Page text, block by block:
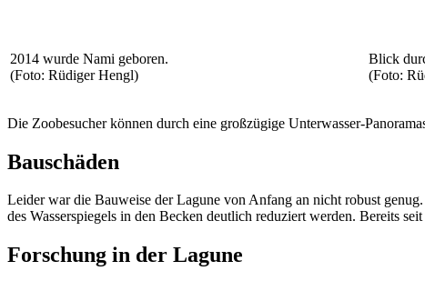
2014 wurde Nami geboren.
(Foto: Rüdiger Hengl)
Blick
(Foto:
Die Zoobesucher können durch eine großzügige Unterwasser-
Bauschäden
Leider war die Bauweise der Lagune von Anfang an nicht robust
des Wasserspiegels in den Becken deutlich reduziert werden. Bereits
Forschung in der Lagune